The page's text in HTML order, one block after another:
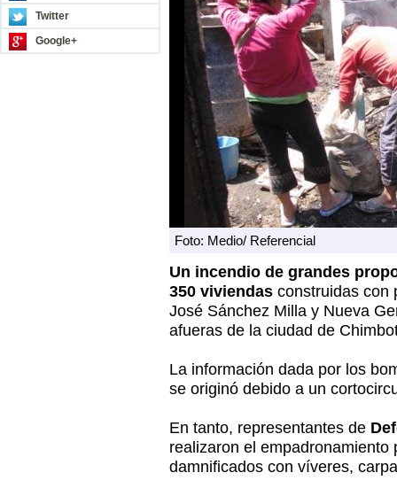
Twitter
Google+
Foto: Medio/ Referencial
Un incendio de grandes
350 viviendas construidas con
José Sánchez Milla y Nueva
afueras de la ciudad de
La información dada por los
se originó debido a un
En tanto, representantes de
realizaron el empadronamiento
damnificados con víveres,